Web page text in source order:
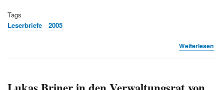
Tags
Leserbriefe
2005
Weiterlesen